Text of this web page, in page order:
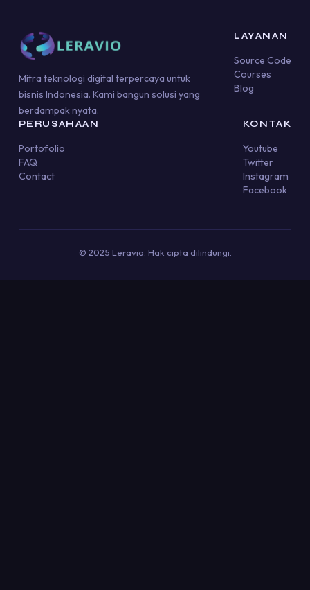
Mitra teknologi digital terpercaya untuk
bisnis Indonesia. Kami bangun solusi yang
berdampak nyata.
LAYANAN
Source Code
Courses
Blog
PERUSAHAAN
Portofolio
FAQ
Contact
KONTAK
Youtube
Twitter
Instagram
Facebook
© 2025 Leravio. Hak cipta dilindungi.